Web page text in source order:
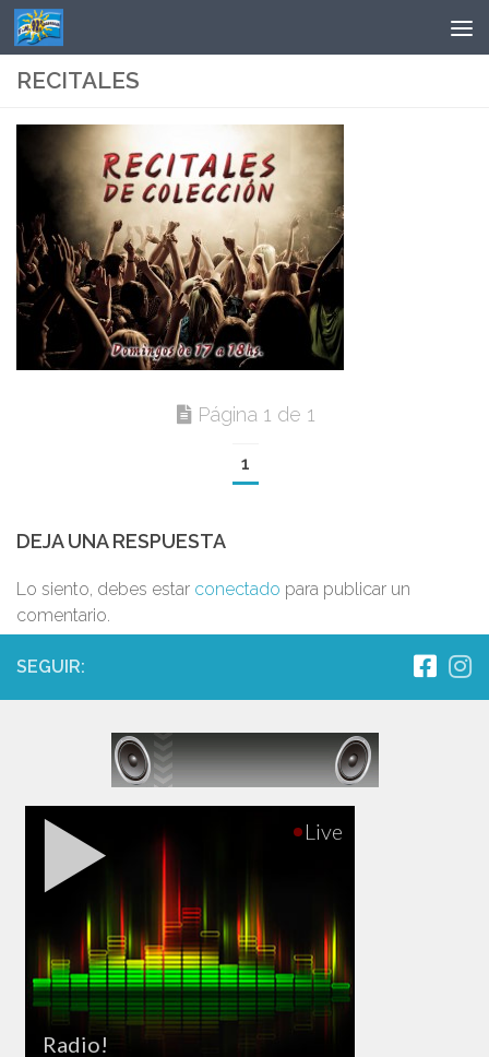
Saltar al contenido
RECITALES
Página 1 de 1
1
DEJA UNA RESPUESTA
Lo siento, debes estar conectado para publicar un
comentario.
SEGUIR: